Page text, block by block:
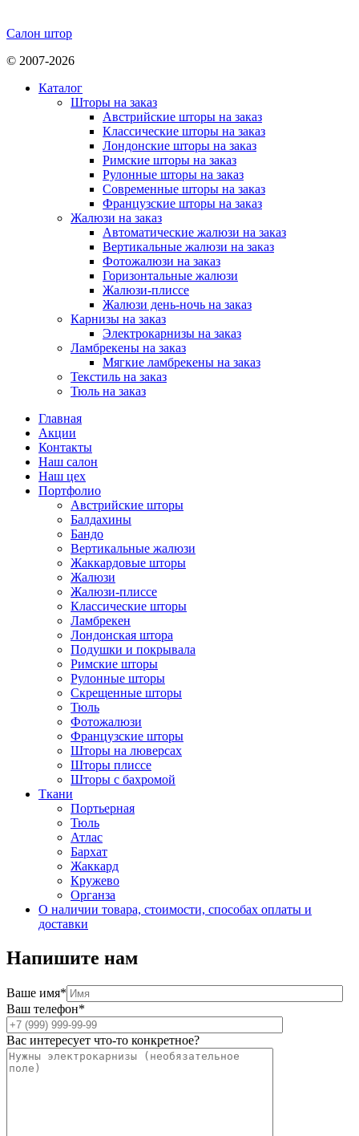
Салон штор
© 2007-2026
Каталог
Шторы на заказ
Австрийские шторы на заказ
Классические шторы на заказ
Лондонские шторы на заказ
Римские шторы на заказ
Рулонные шторы на заказ
Современные шторы на заказ
Французские шторы на заказ
Жалюзи на заказ
Автоматические жалюзи на заказ
Вертикальные жалюзи на заказ
Фотожалюзи на заказ
Горизонтальные жалюзи
Жалюзи-плиссе
Жалюзи день-ночь на заказ
Карнизы на заказ
Электрокарнизы на заказ
Ламбрекены на заказ
Мягкие ламбрекены на заказ
Текстиль на заказ
Тюль на заказ
Главная
Акции
Контакты
Наш салон
Наш цех
Портфолио
Австрийские шторы
Балдахины
Бандо
Вертикальные жалюзи
Жаккардовые шторы
Жалюзи
Жалюзи-плиссе
Классические шторы
Ламбрекен
Лондонская штора
Подушки и покрывала
Римские шторы
Рулонные шторы
Скрещенные шторы
Тюль
Фотожалюзи
Французские шторы
Шторы на люверсах
Шторы плиссе
Шторы с бахромой
Ткани
Портьерная
Тюль
Атлас
Бархат
Жаккард
Кружево
Органза
О наличии товара, стоимости, способах оплаты и
доставки
Напишите нам
Ваше имя*
Ваш телефон*
Вас интересует что-то конкретное?